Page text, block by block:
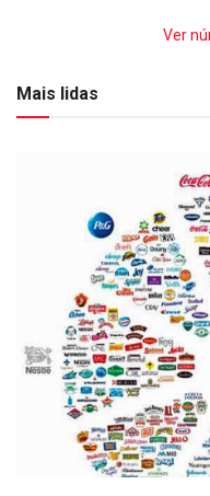
Ver
Mais lidas